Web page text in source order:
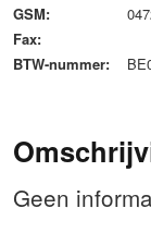
GSM:
Fax:
BTW-nummer:
Geen